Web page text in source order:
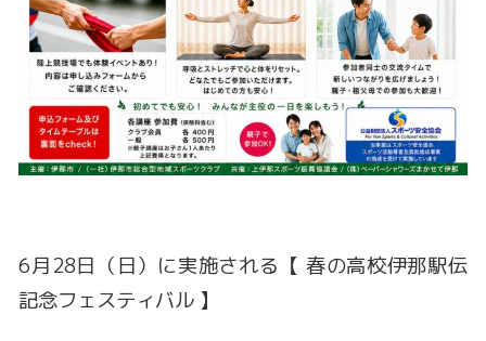
6月28日（日）に実施される【 春の高校伊那駅伝
記念フェスティバル 】